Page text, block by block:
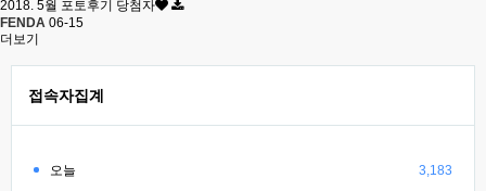
2018. 5월 포토후기 당첨자
FENDA 06-15
더보기
접속자집계
오늘 3,183